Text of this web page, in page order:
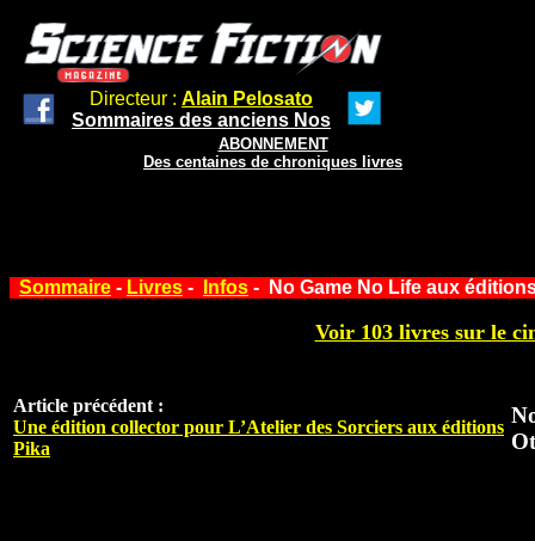
Directeur : Alain Pelosato
Sommaires des anciens Nos
ABONNEMENT
Des centaines de chroniques livres
Sommaire - Livres - Infos - No Game No Life aux
Voir 103 livres sur le
Article précédent :
Une édition collector pour L’Atelier des Sorciers aux éditions
Pika